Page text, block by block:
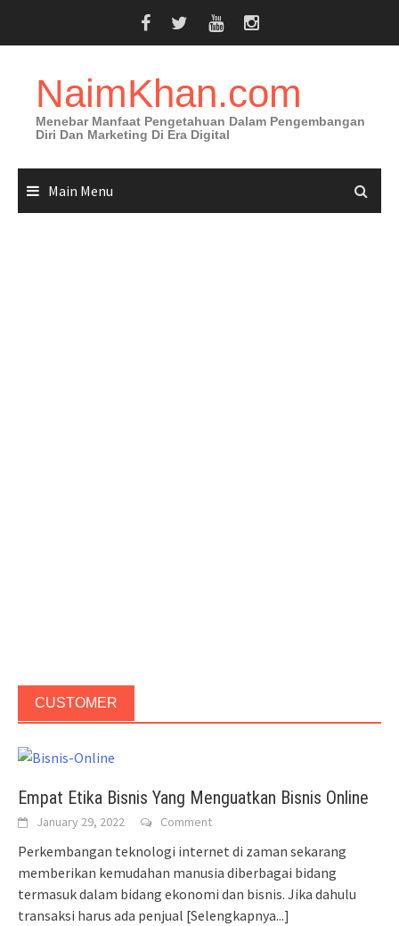
NaimKhan.com
Menebar Manfaat Pengetahuan Dalam Pengembangan
Diri Dan Marketing Di Era Digital
Main Menu
CUSTOMER
Empat Etika Bisnis Yang Menguatkan Bisnis Online
January 29, 2022 Comment
Perkembangan teknologi internet di zaman sekarang
memberikan kemudahan manusia diberbagai bidang
termasuk dalam bidang ekonomi dan bisnis. Jika dahulu
transaksi harus ada penjual [Selengkapnya...]